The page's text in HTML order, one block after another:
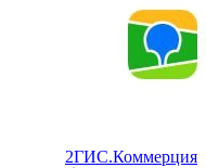
2ГИС.Коммерция